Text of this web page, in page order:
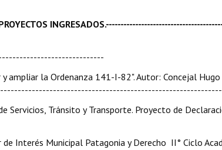
ampliar la Ordenanza 141-I-82". Autor: Concejal Hugo
Servicios, Tránsito y Transporte. Proyecto de
Interés Municipal Patagonia y Derecho  II° Ciclo